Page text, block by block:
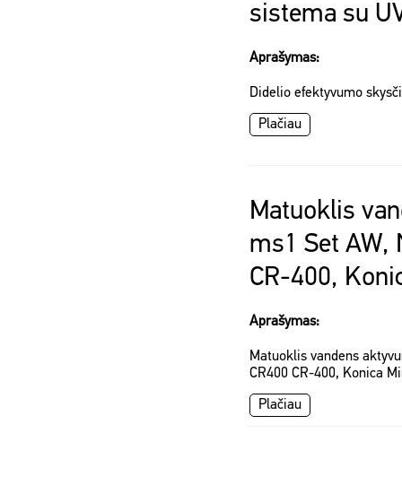
sistema su
Aprašymas:
Didelio efektyvumo
Plačiau
Matuoklis
ms1 Set AW,
CR-400,
Aprašymas:
Matuoklis vandens
CR400 CR-400, Konica
Plačiau